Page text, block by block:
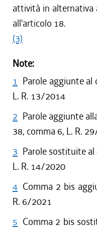
attività in alternativa
all'articolo 18.
(3)
Note:
1 Parole aggiunte al
L. R. 13/2014
2 Parole aggiunte
38, comma 6, L. R.
3 Parole sostituite
L. R. 14/2020
4 Comma 2 bis
R. 6/2021
5 Comma 2 bis